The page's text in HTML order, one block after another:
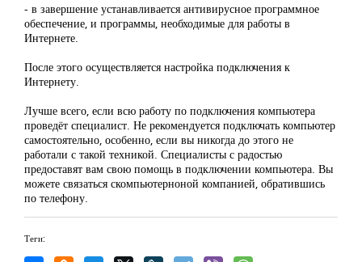
- в завершение устанавливается антивирусное программное
обеспечение, и программы, необходимые для работы в
Интернете.
После этого осуществляется настройка подключения к
Интернету.
Лучше всего, если всю работу по подключения компьютера
проведёт специалист. Не рекомендуется подключать компьютер
самостоятельно, особенно, если вы никогда до этого не
работали с такой техникой. Специалисты с радостью
предоставят вам свою помощь в подключении компьютера. Вы
можете связаться скомпьютерноной компанией, обратившись
по телефону.
Теги: